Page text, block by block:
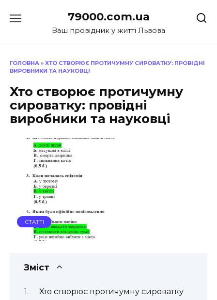
до
79000.com.ua
Ваш провідник у житті Львова
ГОЛОВНА » ХТО СТВОРЮЄ ПРОТИЧУМНУ СИРОВАТКУ: ПРОВІДНІ
ВИРОБНИКИ ТА НАУКОВЦІ
Хто створює протичумну
сироватку: провідні
виробники та науковці
СТАТТІ
Зміст
Хто створює протичумну сироватку